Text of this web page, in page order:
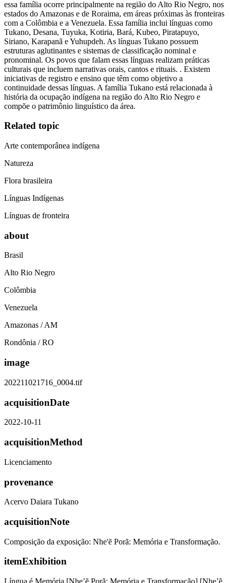
essa família ocorre principalmente na região do Alto Rio Negro, nos
estados do Amazonas e de Roraima, em áreas próximas às fronteiras
com a Colômbia e a Venezuela. Essa família inclui línguas como
Tukano, Desana, Tuyuka, Kotiria, Bará, Kubeo, Piratapuyo,
Siriano, Karapanã e Yuhupdeh. As línguas Tukano possuem
estruturas aglutinantes e sistemas de classificação nominal e
pronominal. Os povos que falam essas línguas realizam práticas
culturais que incluem narrativas orais, cantos e rituais. . Existem
iniciativas de registro e ensino que têm como objetivo a
continuidade dessas línguas. A família Tukano está relacionada à
história da ocupação indígena na região do Alto Rio Negro e
compõe o patrimônio linguístico da área.
Related topic
Arte contemporânea indígena
Natureza
Flora brasileira
Línguas Indígenas
Línguas de fronteira
about
Brasil
Alto Rio Negro
Colômbia
Venezuela
Amazonas / AM
Rondônia / RO
image
202211021716_0004.tif
acquisitionDate
2022-10-11
acquisitionMethod
Licenciamento
provenance
Acervo Daiara Tukano
acquisitionNote
Composição da exposição: Nhe'ẽ Porã: Memória e Transformação.
itemExhibition
Língua é Memória [Nhe’ẽ Porã: Memória e Transformação] [Nhe’ẽ